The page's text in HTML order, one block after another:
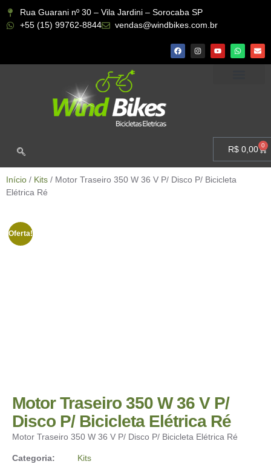
Rua Guarani nº 30 – Vila Jardini – Sorocaba SP
+55 (15) 99762-8844
vendas@windbikes.com.br
R$ 0,00 0
Início / Kits / Motor Traseiro 350 W 36 V P/ Disco P/ Bicicleta
Elétrica Ré
Oferta!
Motor Traseiro 350 W 36 V P/
Disco P/ Bicicleta Elétrica Ré
Motor Traseiro 350 W 36 V P/ Disco P/ Bicicleta Elétrica Ré
Categoria: Kits